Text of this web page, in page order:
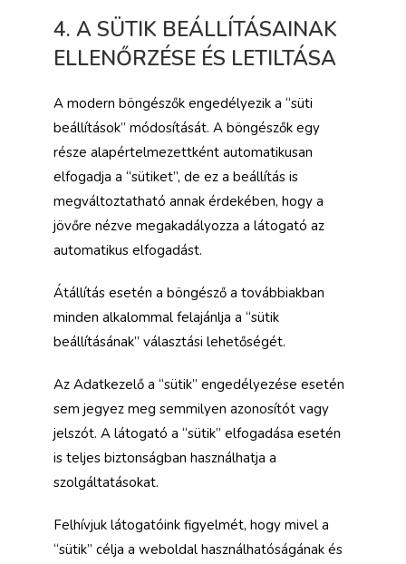
4. A SÜTIK BEÁLLÍTÁSAINAK
ELLENŐRZÉSE ÉS LETILTÁSA
A modern böngészők engedélyezik a “süti
beállítások” módosítását. A böngészők egy
része alapértelmezettként automatikusan
elfogadja a “sütiket”, de ez a beállítás is
megváltoztatható annak érdekében, hogy a
jövőre nézve megakadályozza a látogató az
automatikus elfogadást.
Átállítás esetén a böngésző a továbbiakban
minden alkalommal felajánlja a “sütik
beállításának” választási lehetőségét.
Az Adatkezelő a “sütik” engedélyezése esetén
sem jegyez meg semmilyen azonosítót vagy
jelszót. A látogató a “sütik” elfogadása esetén
is teljes biztonságban használhatja a
szolgáltatásokat.
Felhívjuk látogatóink figyelmét, hogy mivel a
“sütik” célja a weboldal használhatóságának és